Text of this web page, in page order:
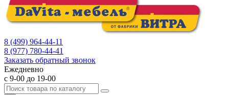
8 (499) 964-44-11
8 (977) 780-44-41
Заказать обратный звонок
Ежедневно
с 9-00 до 19-00